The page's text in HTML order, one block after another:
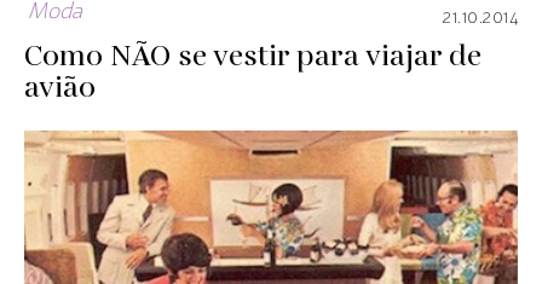
Moda 21.10.2014
Como NÃO se vestir para viajar de
avião